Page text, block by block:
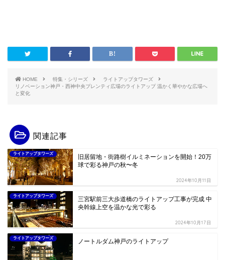
HOME 特集・シリーズ
ライトアップタワーズ
リノベーション神戸・西神中央プレンティ広場のライトアップ 温かく華やかな広場へ
と変化
関連記事
ライトアップタワーズ
旧居留地・街路樹イルミネーションを開始！20万
球で彩る神戸の秋〜冬
2024年10月11日
ライトアップタワーズ
三宮駅前三大歩道橋のライトアップ工事が完成 中
央幹線上空を温かな光で彩る
2024年10月17日
ライトアップタワーズ ノートルダム神戸のライトアップ